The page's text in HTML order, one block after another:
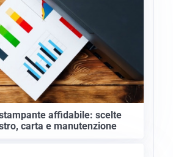
affidabile: scelte
carta e manutenzione